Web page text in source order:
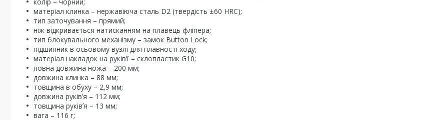
матеріал клинка – нержавіюча сталь D2 (твердість ±60 HRC);
тип заточування – прямий;
ніж відкривається натисканням на плавець фліпера;
тип блокувального механізму – замок Button Lock;
підшипник в осьовому вузлі для плавності ходу;
матеріал накладок на руківʼї – склопластик G10;
повна довжина ножа – 200 мм;
довжина клинка – 88 мм;
товщина в обуху – 2,9 мм;
довжина руківʼя – 112 мм;
товщина руківʼя – 13 мм;
вага – 116 г;